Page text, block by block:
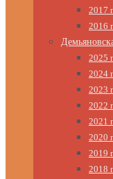
2017
2016
2025
2024
2023
2022
2021
2020
2019
2018